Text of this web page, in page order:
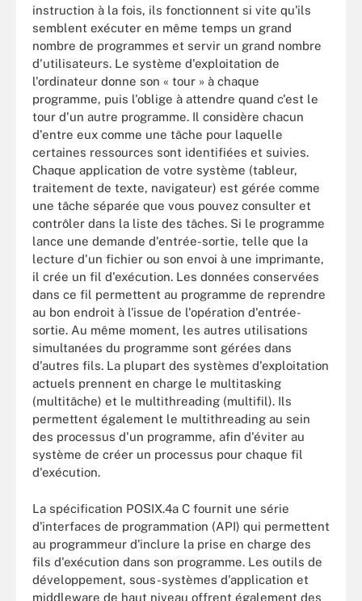
instruction à la fois, ils fonctionnent si vite qu'ils
semblent exécuter en même temps un grand
nombre de programmes et servir un grand nombre
d'utilisateurs. Le système d'exploitation de
l'ordinateur donne son « tour » à chaque
programme, puis l'oblige à attendre quand c'est le
tour d'un autre programme. Il considère chacun
d'entre eux comme une tâche pour laquelle
certaines ressources sont identifiées et suivies.
Chaque application de votre système (tableur,
traitement de texte, navigateur) est gérée comme
une tâche séparée que vous pouvez consulter et
contrôler dans la liste des tâches. Si le programme
lance une demande d'entrée-sortie, telle que la
lecture d'un fichier ou son envoi à une imprimante,
il crée un fil d'exécution. Les données conservées
dans ce fil permettent au programme de reprendre
au bon endroit à l'issue de l'opération d'entrée-
sortie. Au même moment, les autres utilisations
simultanées du programme sont gérées dans
d'autres fils. La plupart des systèmes d'exploitation
actuels prennent en charge le multitasking
(multitâche) et le multithreading (multifil). Ils
permettent également le multithreading au sein
des processus d'un programme, afin d'éviter au
système de créer un processus pour chaque fil
d'exécution.
La spécification POSIX.4a C fournit une série
d'interfaces de programmation (API) qui permettent
au programmeur d'inclure la prise en charge des
fils d'exécution dans son programme. Les outils de
développement, sous-systèmes d'application et
middleware de haut niveau offrent également des